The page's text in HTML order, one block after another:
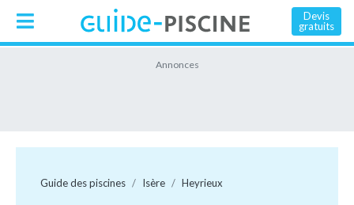
Devis
gratuits
Guide des piscines Isère Heyrieux